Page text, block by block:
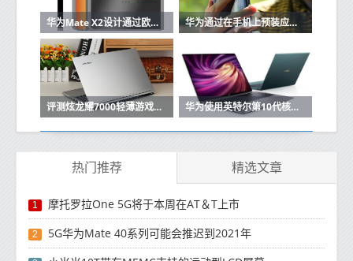
华为Mate X2设计通过欧洲认证上市 华为通过在手机上预装应用来弥补Play商店的不足
评测炫龙耀7000轻薄游戏本怎么样以及华为MateBook 13如何 华为使用英特尔第10代核心CPU升级MateBook X Pro 2020
热门推荐 精选文章
1 摩托罗拉One 5G将于本周在AT＆T上市
2 5G华为Mate 40系列可能会推迟到2021年